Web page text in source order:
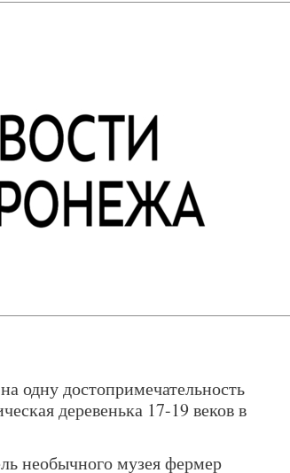
одну достопримечательность
деревенька 17-19 веков в
необычного музея фермер